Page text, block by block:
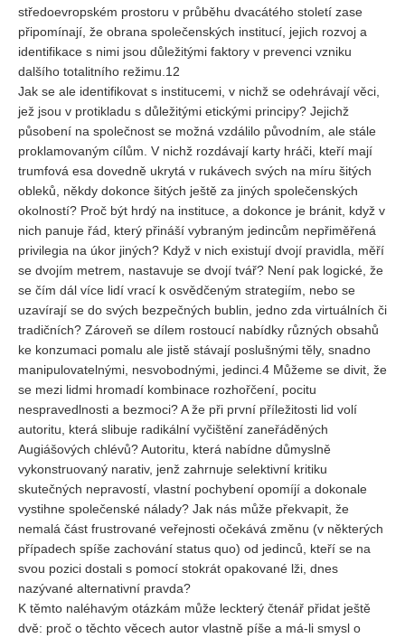
středoevropském prostoru v průběhu dvacátého století zase
připomínají, že obrana společenských institucí, jejich rozvoj a
identifikace s nimi jsou důležitými faktory v prevenci vzniku
dalšího totalitního režimu.12
Jak se ale identifikovat s institucemi, v nichž se odehrávají věci,
jež jsou v protikladu s důležitými etickými principy? Jejichž
působení na společnost se možná vzdálilo původním, ale stále
proklamovaným cílům. V nichž rozdávají karty hráči, kteří mají
trumfová esa dovedně ukrytá v rukávech svých na míru šitých
obleků, někdy dokonce šitých ještě za jiných společenských
okolností? Proč být hrdý na instituce, a dokonce je bránit, když v
nich panuje řád, který přináší vybraným jedincům nepřiměřená
privilegia na úkor jiných? Když v nich existují dvojí pravidla, měří
se dvojím metrem, nastavuje se dvojí tvář? Není pak logické, že
se čím dál více lidí vrací k osvědčeným strategiím, nebo se
uzavírají se do svých bezpečných bublin, jedno zda virtuálních či
tradičních? Zároveň se dílem rostoucí nabídky různých obsahů
ke konzumaci pomalu ale jistě stávají poslušnými těly, snadno
manipulovatelnými, nesvobodnými, jedinci.4 Můžeme se divit, že
se mezi lidmi hromadí kombinace rozhořčení, pocitu
nespravedlnosti a bezmoci? A že při první příležitosti lid volí
autoritu, která slibuje radikální vyčištění zaneřáděných
Augiášových chlévů? Autoritu, která nabídne důmyslně
vykonstruovaný narativ, jenž zahrnuje selektivní kritiku
skutečných nepravostí, vlastní pochybení opomíjí a dokonale
vystihne společenské nálady? Jak nás může překvapit, že
nemalá část frustrované veřejnosti očekává změnu (v některých
případech spíše zachování status quo) od jedinců, kteří se na
svou pozici dostali s pomocí stokrát opakované lži, dnes
nazývané alternativní pravda?
K těmto naléhavým otázkám může leckterý čtenář přidat ještě
dvě: proč o těchto věcech autor vlastně píše a má-li smysl o